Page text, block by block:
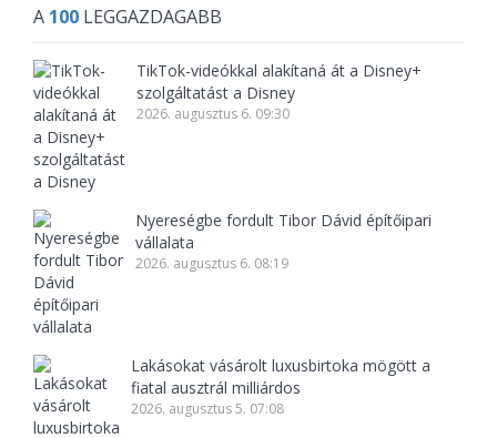
A 100 LEGGAZDAGABB
TikTok-videókkal alakítaná át a Disney+
szolgáltatást a Disney
2026. augusztus 6. 09:30
Nyereségbe fordult Tibor Dávid építőipari
vállalata
2026. augusztus 6. 08:19
Lakásokat vásárolt luxusbirtoka mögött a
fiatal ausztrál milliárdos
2026. augusztus 5. 07:08